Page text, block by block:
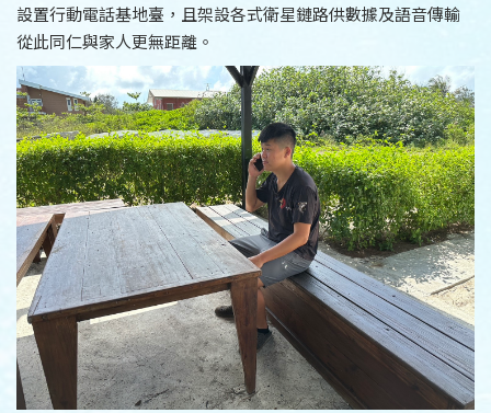
設置行動電話基地臺，且架設各式衛星鏈路供數據及語音傳輸
從此同仁與家人更無距離。